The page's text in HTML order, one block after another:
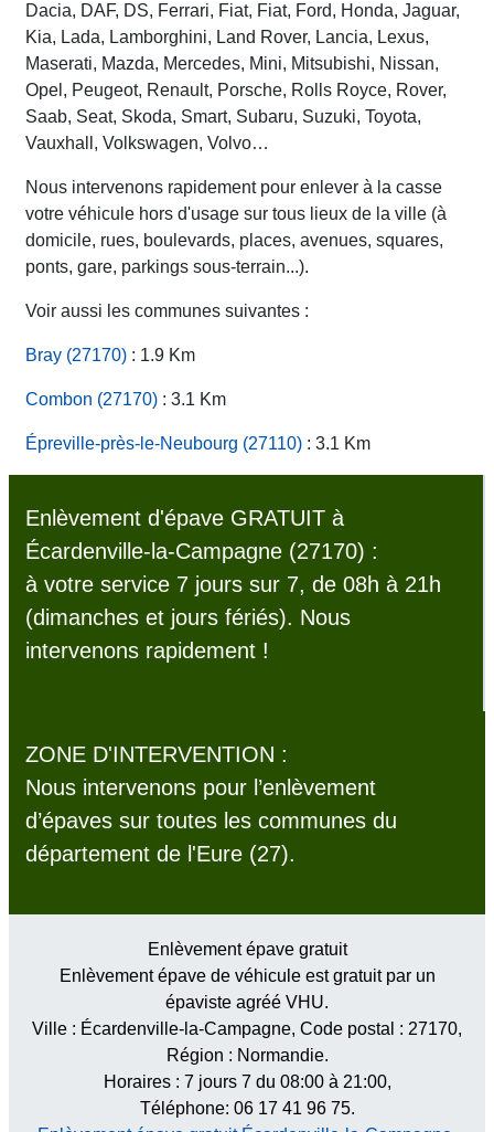
Dacia, DAF, DS, Ferrari, Fiat, Fiat, Ford, Honda, Jaguar,
Kia, Lada, Lamborghini, Land Rover, Lancia, Lexus,
Maserati, Mazda, Mercedes, Mini, Mitsubishi, Nissan,
Opel, Peugeot, Renault, Porsche, Rolls Royce, Rover,
Saab, Seat, Skoda, Smart, Subaru, Suzuki, Toyota,
Vauxhall, Volkswagen, Volvo…
Nous intervenons rapidement pour enlever à la casse
votre véhicule hors d'usage sur tous lieux de la ville (à
domicile, rues, boulevards, places, avenues, squares,
ponts, gare, parkings sous-terrain...).
Voir aussi les communes suivantes :
Bray (27170) : 1.9 Km
Combon (27170) : 3.1 Km
Épreville-près-le-Neubourg (27110) : 3.1 Km
Enlèvement d'épave GRATUIT à
Écardenville-la-Campagne (27170) :
à votre service 7 jours sur 7, de 08h à 21h
(dimanches et jours fériés). Nous
intervenons rapidement !
ZONE D'INTERVENTION :
Nous intervenons pour l’enlèvement
d’épaves sur toutes les communes du
département de l'Eure (27).
Enlèvement épave gratuit
Enlèvement épave de véhicule est gratuit par un
épaviste agréé VHU.
Ville : Écardenville-la-Campagne, Code postal : 27170,
Région : Normandie.
Horaires : 7 jours 7 du 08:00 à 21:00,
Téléphone: 06 17 41 96 75.